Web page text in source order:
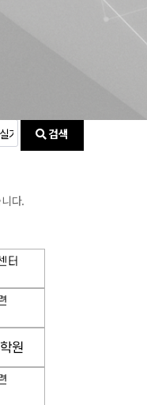
검색
다.